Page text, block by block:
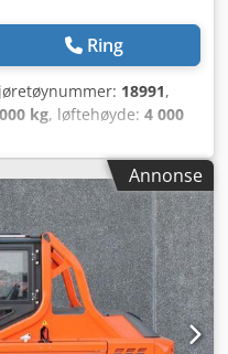
Ring
18991,
kg, løftehøyde: 4 000
3 120 mm, total
kg, ytterligere
Battery indicator,
fra Uniktruck Hjultype –
Supersoft
Cjdpfeyuhh Dex Acbsrf
Annonse